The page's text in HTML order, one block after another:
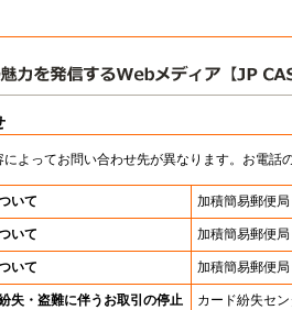
よってお問い合わせ先が異なります。お電話
いて 加積簡易郵便局
いて 加積簡易郵便局
いて 加積簡易郵便局
失・盗難に伴うお取引の停止
カード紛失セ